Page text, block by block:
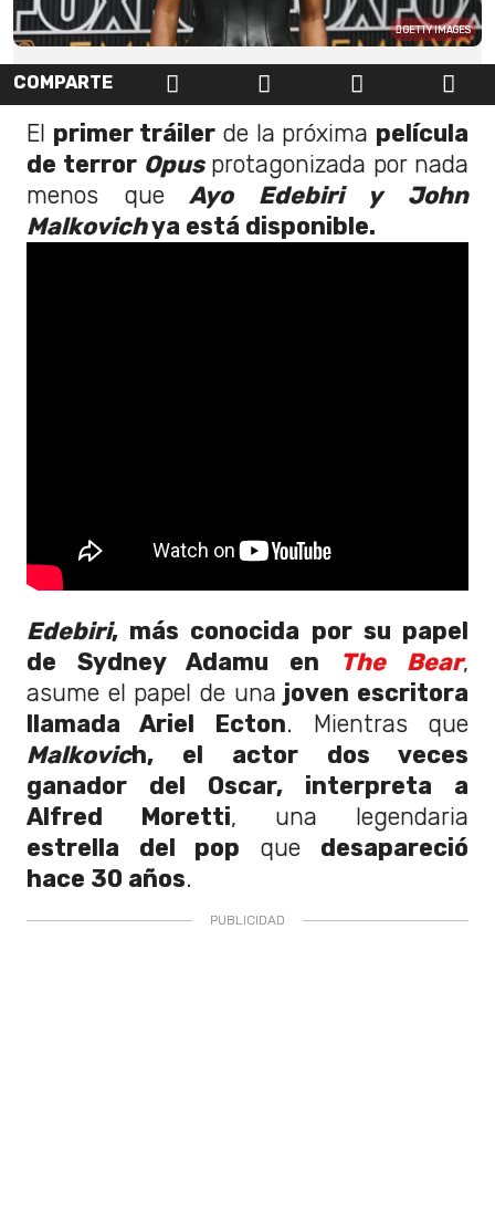
GETTY IMAGES
COMPARTE
El primer tráiler de la próxima película
de terror Opusprotagonizada por nada
menos que Ayo Edebiri y John
Malkovichya está disponible.
Edebiri, más conocida por su papel
de Sydney Adamu en
The Bear,
asume el papel de una joven escritora
llamada Ariel Ecton. Mientras que
Malkovich, el actor dos veces
ganador del Oscar, interpreta a
Alfred Moretti, una legendaria
estrella del pop que desapareció
hace 30 años.